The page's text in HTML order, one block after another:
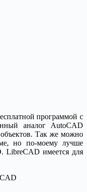
программой с
аналог AutoCAD
объектов. Так же можно
но по-моему лучше
LibreCAD имеется для